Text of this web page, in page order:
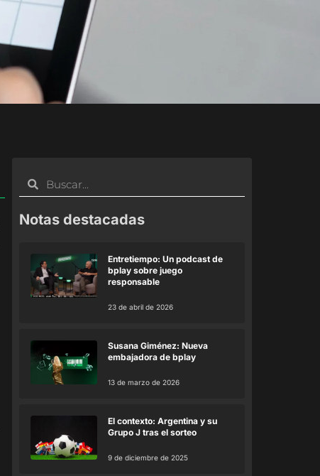
Notas destacadas
Entretiempo: Un podcast de
bplay sobre juego
responsable
23 de abril de 2026
Susana Giménez: Nueva
embajadora de bplay
13 de marzo de 2026
El contexto: Argentina y su
Grupo J tras el sorteo
9 de diciembre de 2025